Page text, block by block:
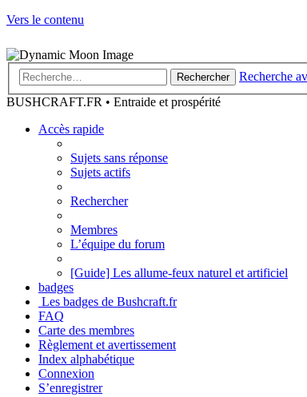
Vers le contenu
Rechercher
Recherche
BUSHCRAFT.FR • Entraide et prospérité
Accès rapide
Sujets sans réponse
Sujets actifs
Rechercher
Membres
L’équipe du forum
[Guide] Les allume-feux naturel et artificiel
badges
Les badges de Bushcraft.fr
FAQ
Carte des membres
Règlement et avertissement
Index alphabétique
Connexion
S’enregistrer